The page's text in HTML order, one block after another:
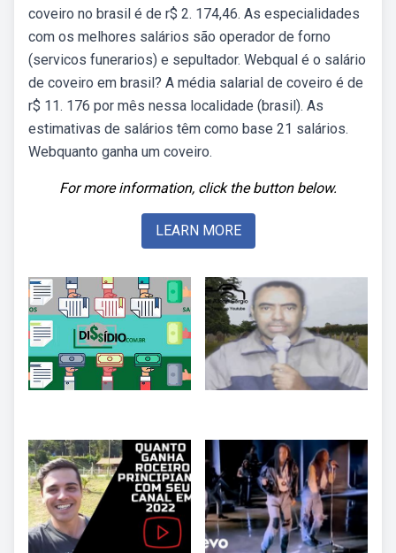
coveiro no brasil é de r$ 2. 174,46. As especialidades
com os melhores salários são operador de forno
(servicos funerarios) e sepultador. Webqual é o salário
de coveiro em brasil? A média salarial de coveiro é de
r$ 11. 176 por mês nessa localidade (brasil). As
estimativas de salários têm como base 21 salários.
Webquanto ganha um coveiro.
For more information, click the button below.
LEARN MORE